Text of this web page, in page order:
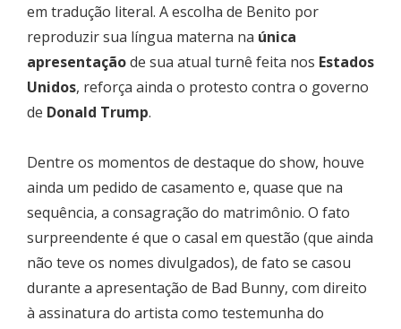
em tradução literal. A escolha de Benito por
reproduzir sua língua materna na única
apresentaçãode sua atual turnê feita nos Estados
Unidos, reforça ainda o protesto contra o governo
de Donald Trump.
Dentre os momentos de destaque do show, houve
ainda um pedido de casamento e, quase que na
sequência, a consagração do matrimônio. O fato
surpreendente é que o casal em questão (que ainda
não teve os nomes divulgados), de fato se casou
durante a apresentação de Bad Bunny, com direito
à assinatura do artista como testemunha do